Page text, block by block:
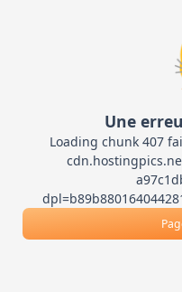
Une
Loading chunk 407